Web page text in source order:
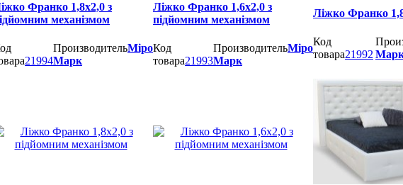
Франко 1,8х2,0 з
механізмом
21994
ПроизводительМіро
Марк
Ліжко Франко 1,6х2,0 з
підйомним механізмом
Код
товара21993
ПроизводительМіро
Марк
Ліжко Франко
Код
товара21992